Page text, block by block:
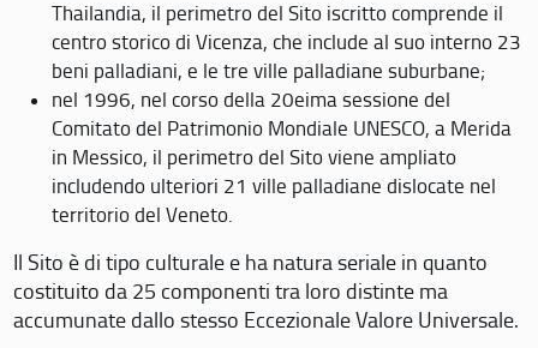
Thailandia, il perimetro del Sito iscritto comprende il
centro storico di Vicenza, che include al suo interno 23
beni palladiani, e le tre ville palladiane suburbane;
nel 1996, nel corso della 20eima sessione del
Comitato del Patrimonio Mondiale UNESCO, a Merida
in Messico, il perimetro del Sito viene ampliato
includendo ulteriori 21 ville palladiane dislocate nel
territorio del Veneto.
Il Sito è di tipo culturale e ha natura seriale in quanto
costituito da 25 componenti tra loro distinte ma
accumunate dallo stesso Eccezionale Valore Universale.